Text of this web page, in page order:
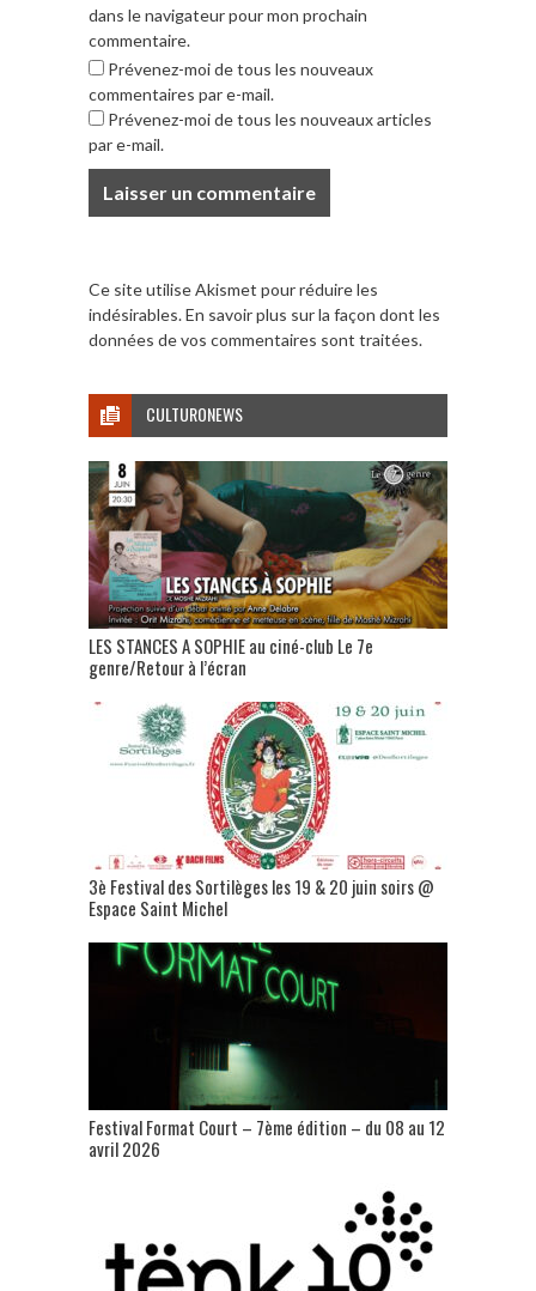
dans le navigateur pour mon prochain
commentaire.
Prévenez-moi de tous les nouveaux
commentaires par e-mail.
Prévenez-moi de tous les nouveaux articles
par e-mail.
Ce site utilise Akismet pour réduire les
indésirables.En savoir plus sur la façon dont les
données de vos commentaires sont traitées.
CULTURONEWS
LES STANCES A SOPHIE au ciné-club Le 7e
genre/Retour à l’écran
3è Festival des Sortilèges les 19 & 20 juin soirs @
Espace Saint Michel
Festival Format Court – 7ème édition – du 08 au 12
avril 2026